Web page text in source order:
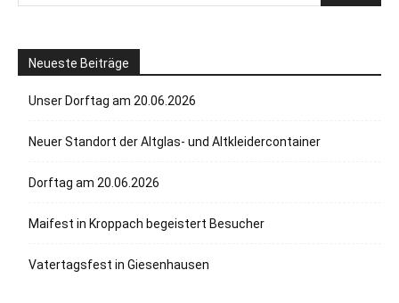
Neueste Beiträge
Unser Dorftag am 20.06.2026
Neuer Standort der Altglas- und Altkleidercontainer
Dorftag am 20.06.2026
Maifest in Kroppach begeistert Besucher
Vatertagsfest in Giesenhausen